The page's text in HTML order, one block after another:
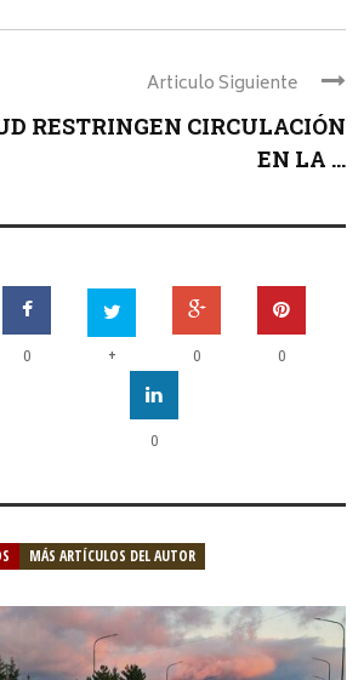
Articulo Siguiente
RESTRINGEN CIRCULACIÓN
EN LA ...
0 + 0 0
0
MÁS ARTÍCULOS DEL AUTOR